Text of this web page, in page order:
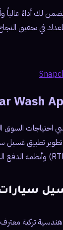
لك أداءً عالياً
في تحقيق
احتياجات السوق
تطوير تطبيق